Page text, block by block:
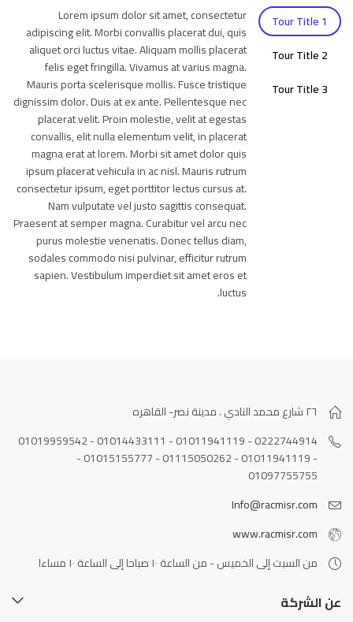
Tour Title 1
Tour Title 2
Tour Title 3
Lorem ipsum dolor sit amet, consectetur
adipiscing elit. Morbi convallis placerat dui, quis
aliquet orci luctus vitae. Aliquam mollis placerat
felis eget fringilla. Vivamus at varius magna.
Mauris porta scelerisque mollis. Fusce tristique
dignissim dolor. Duis at ex ante. Pellentesque nec
placerat velit. Proin molestie, velit at egestas
convallis, elit nulla elementum velit, in placerat
magna erat at lorem. Morbi sit amet dolor quis
ipsum placerat vehicula in ac nisl. Mauris rutrum
consectetur ipsum, eget porttitor lectus cursus at.
Nam vulputate vel justo sagittis consequat.
Praesent at semper magna. Curabitur vel arcu nec
purus molestie venenatis. Donec tellus diam,
sodales commodo nisi pulvinar, efficitur rutrum
sapien. Vestibulum imperdiet sit amet eros et
luctus.
٢٦ شارع محمد النادي . مدينة نصر- القاهره
0222744914 - 01011941119 - 01014433111 - 01019959542
- 01011941119 - 01115050262 - 01015155777 -
01097755755
Info@racmisr.com
www.racmisr.com
من السبت إلى الخميس - من الساعة ١٠ صباحا إلى الساعة ١٠ مساءا
عن الشركة